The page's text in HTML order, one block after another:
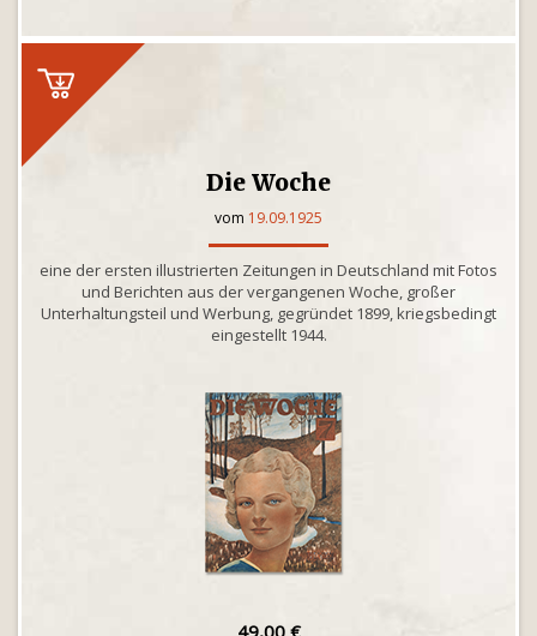
Die Woche
vom 19.09.1925
eine der ersten illustrierten Zeitungen in Deutschland mit Fotos
und Berichten aus der vergangenen Woche, großer
Unterhaltungsteil und Werbung, gegründet 1899, kriegsbedingt
eingestellt 1944.
49,00 €